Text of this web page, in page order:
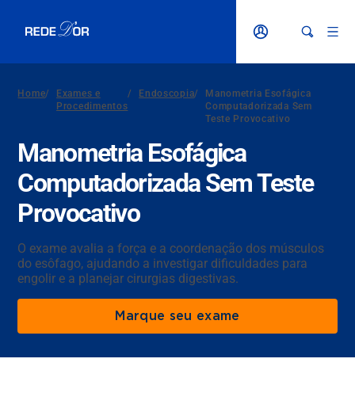
Home/
Exames e
Procedimentos
/ Endoscopia/
Manometria Esofágica
Computadorizada Sem
Teste Provocativo
Manometria Esofágica
Computadorizada Sem Teste
Provocativo
O exame avalia a força e a coordenação dos músculos
do esôfago, ajudando a investigar dificuldades para
engolir e a planejar cirurgias digestivas.
Marque seu exame